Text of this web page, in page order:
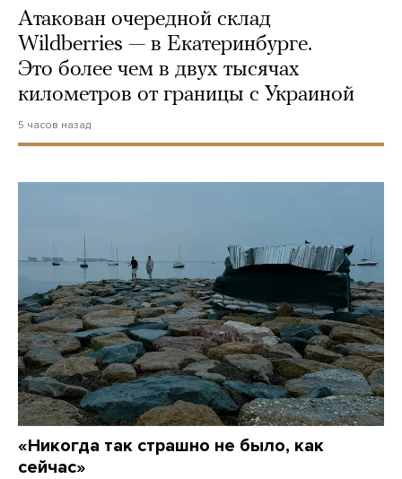
Атакован очередной склад
Wildberries — в Екатеринбурге.
Это более чем в двух тысячах
километров от границы с Украиной
5 часов назад
«Никогда так страшно не было, как
сейчас»